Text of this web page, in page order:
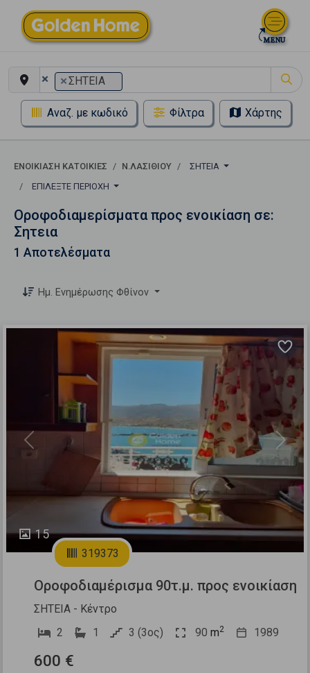
× ×ΣΗΤΕΙΑ
Αναζ. με κωδικό Φίλτρα Χάρτης
ΕΝΟΙΚΊΑΣΗ ΚΑΤΟΙΚΊΕΣ Ν.ΛΑΣΙΘΙΟΥ
ΣΗΤΕΙΑ
ΕΠΙΛΈΞΤΕ ΠΕΡΙΟΧΉ
Οροφοδιαμερίσματα προς ενοικίαση σε:
Σητεια
1 Αποτελέσματα
Ημ. Ενημέρωσης Φθίνον
15
Previous Next
319373
Οροφοδιαμέρισμα 90τ.μ. προς ενοικίαση
ΣΗΤΕΙΑ - Κέντρο
2
1 3 (3ος) 90 m2 1989
600 €